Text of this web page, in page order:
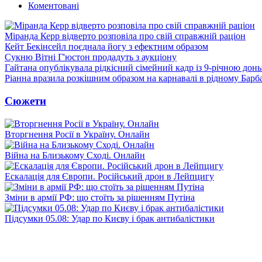
Коментовані
Міранда Керр відверто розповіла про свій справжній раціон
Кейт Бекінсейл поєднала йогу з ефектним образом
Сукню Вітні Г'юстон продадуть з аукціону
Гайтана опублікувала рідкісний сімейний кадр із 9-річною
Ріанна вразила розкішним образом на карнавалі в рідному
Сюжети
Вторгнення Росії в Україну. Онлайн
Війна на Близькому Сході. Онлайн
Ескалація для Європи. Російський дрон в Лейпцигу
Зміни в армії РФ: що стоїть за рішенням Путіна
Підсумки 05.08: Удар по Києву і брак антибалістики